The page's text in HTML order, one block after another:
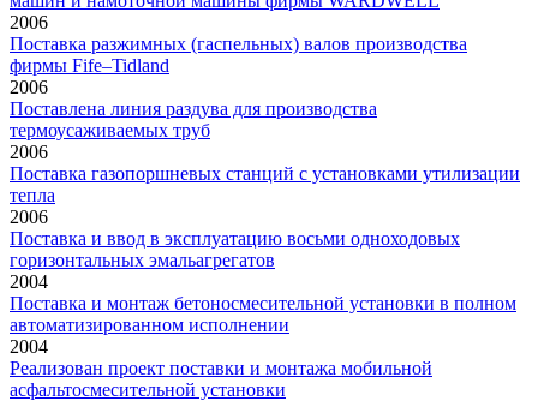
2006
Поставка разжимных (гаспельных) валов производства
фирмы Fife–Tidland
2006
Поставлена линия раздува для производства
термоусаживаемых труб
2006
Поставка газопоршневых станций с установками утилизации
тепла
2006
Поставка и ввод в эксплуатацию восьми одноходовых
горизонтальных эмальагрегатов
2004
Поставка и монтаж бетоносмесительной установки в полном
автоматизированном исполнении
2004
Реализован проект поставки и монтажа мобильной
асфальтосмесительной установки